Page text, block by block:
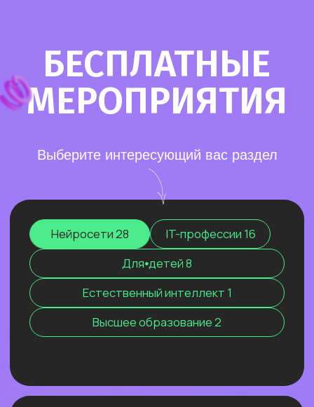
КАК ПОСТРОИТЬ ДОП.
полезные рекомендации и советы по работе
с нейросетями для тех, кто делает первые
шаги в области ИИ.
Нейросети для разработки и IT
—
углубленное изучение ИИ для решения
автономных систем.
Нейросети для профессий вне IT
инструменты для автоматизации, анализа
данных и повышения эффективности.
текстов и изображений до оптимизации
рутинных процессов.
Нейросети для разработки и IT
Нейросети для профессий вне IT